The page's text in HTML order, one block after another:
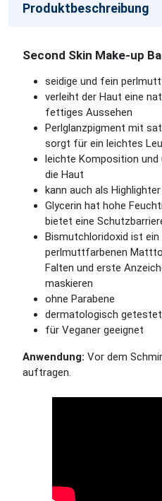
Produktbeschreibung
Second Skin Make-up
seidige und fein
verleiht der Haut eine
fettiges Aussehen
Perlglanzpigment mit
sorgt für ein leichtes
leichte Komposition und
die Haut
kann auch als
Glycerin hat hohe
bietet eine
Bismutchloridoxid ist ein
perlmuttfarbenen
Falten und erste
maskieren
ohne Parabene
dermatologisch getestet
für Veganer geeignet
Anwendung: Vor dem
auftragen.